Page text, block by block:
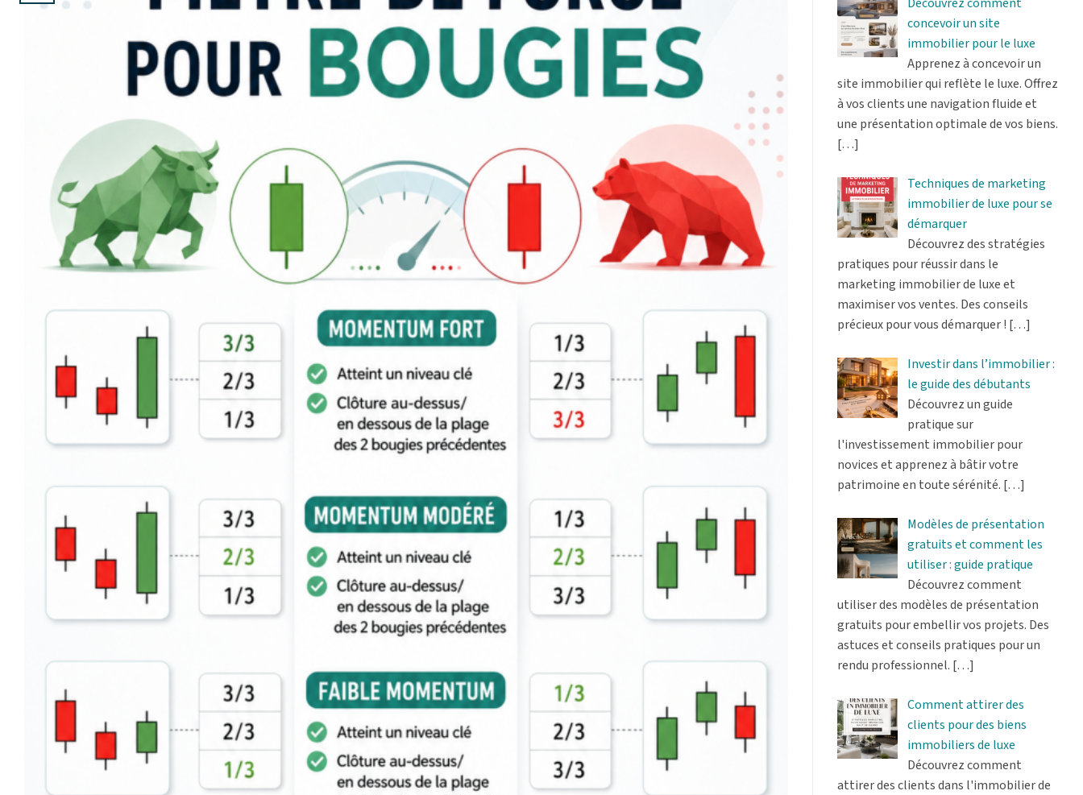
concevoir un site
immobilier pour le luxe
Apprenez à concevoir un
site immobilier qui reflète le luxe. Offrez
à vos clients une navigation fluide et
une présentation optimale de vos biens.
[…]
Techniques de marketing
immobilier de luxe pour se
démarquer
Découvrez des stratégies
pratiques pour réussir dans le
marketing immobilier de luxe et
maximiser vos ventes. Des conseils
précieux pour vous démarquer ! […]
Investir dans l’immobilier :
le guide des débutants
Découvrez un guide
pratique sur
l'investissement immobilier pour
novices et apprenez à bâtir votre
patrimoine en toute sérénité. […]
Modèles de présentation
gratuits et comment les
utiliser : guide pratique
Découvrez comment
utiliser des modèles de présentation
gratuits pour embellir vos projets. Des
astuces et conseils pratiques pour un
rendu professionnel. […]
Comment attirer des
clients pour des biens
immobiliers de luxe
Découvrez comment
attirer des clients dans l'immobilier de